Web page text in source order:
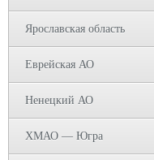
Ярославская область
Еврейская АО
Ненецкий АО
ХМАО — Югра